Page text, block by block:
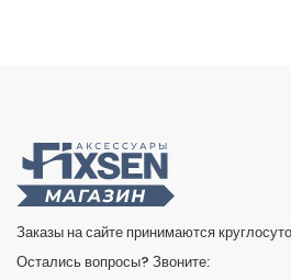
Заказы на сайте принимаются
Остались вопросы? Звоните: